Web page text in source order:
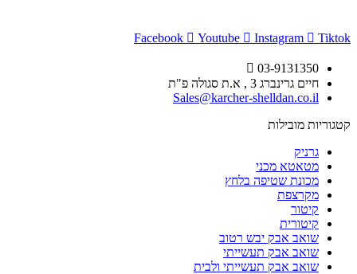
Facebook Youtube Instagram Tiktok
03-9131350
חיים גרינברג 3 , א.ת סגולה פ"ת
Sales@karcher-shelldan.co.il
קטגוריות מובילות
גרניק
מטאטא מכני
מכונת שטיפה בלחץ
מקרצפת
קיטור
קיטורית
שואב אבק יבש רטוב
שואב אבק תעשייתי
שואב אבק תעשייתי ולבית